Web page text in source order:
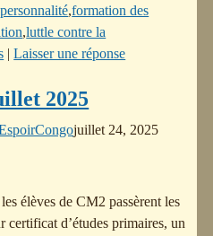
,formation des
,luttle contre la
|Laisser une réponse
2025
juillet 24, 2025
élèves de CM2 passèrent les
certificat d’études primaires, un